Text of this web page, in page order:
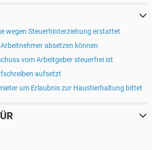
wegen Steuerhinterziehung erstattet
absetzen können
vom Arbeitgeber steuerfrei ist
aufsetzt
um Erlaubnis zur Haustierhaltung bittet